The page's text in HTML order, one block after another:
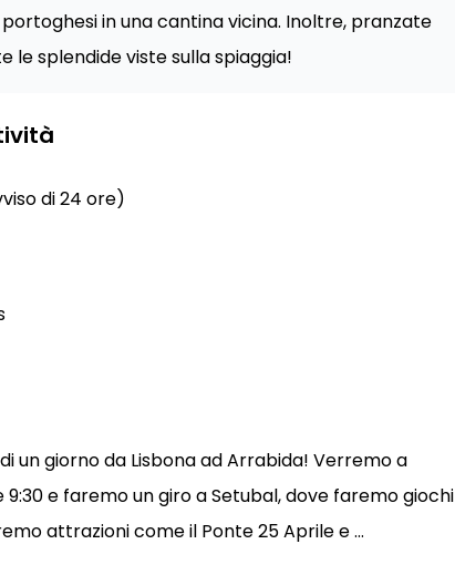
in una cantina vicina. Inoltre, pranzate
le splendide viste sulla spiaggia!
di 24 ore)
un giorno da Lisbona ad Arrabida! Verremo a
e faremo un giro a Setubal, dove faremo giochi
attrazioni come il Ponte 25 Aprile e ...